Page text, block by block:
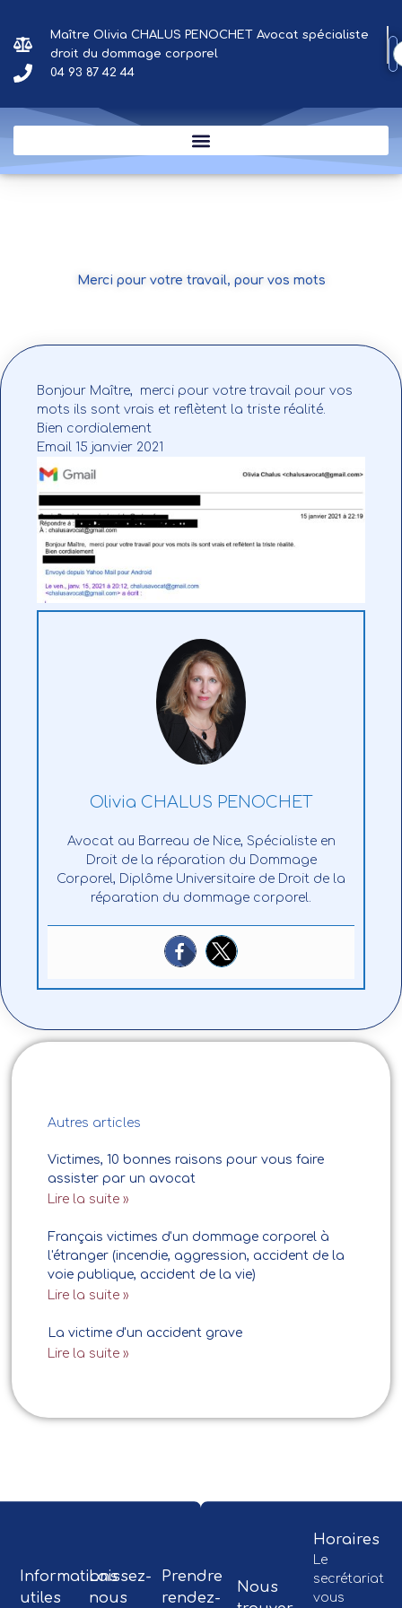
contenu
Maître Olivia CHALUS PENOCHET Avocat spécialiste
droit du dommage corporel
04 93 87 42 44
Merci pour votre travail, pour vos mots
Bonjour Maître, merci pour votre travail pour vos
mots ils sont vrais et reflètent la triste réalité.
Bien cordialement
Email 15 janvier 2021
Olivia CHALUS PENOCHET
Avocat au Barreau de Nice, Spécialiste en
Droit de la réparation du Dommage
Corporel, Diplôme Universitaire de Droit de la
réparation du dommage corporel.
Autres articles
Victimes, 10 bonnes raisons pour vous faire
assister par un avocat
Lire la suite »
Français victimes d'un dommage corporel à
l'étranger (incendie, aggression, accident de la
voie publique, accident de la vie)
Lire la suite »
La victime d'un accident grave
Lire la suite »
Horaires
Le
secrétariat
vous
Nous
Prendre
rendez-
Laissez-
nous
Informations
utiles